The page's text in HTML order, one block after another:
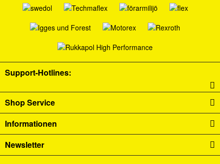
Support-Hotlines:
Shop Service
Informationen
Newsletter